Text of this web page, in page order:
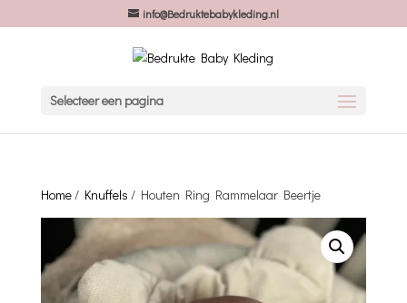
info@Bedruktebabykleding.nl
Selecteer een pagina
Home/ Knuffels / Houten Ring Rammelaar Beertje